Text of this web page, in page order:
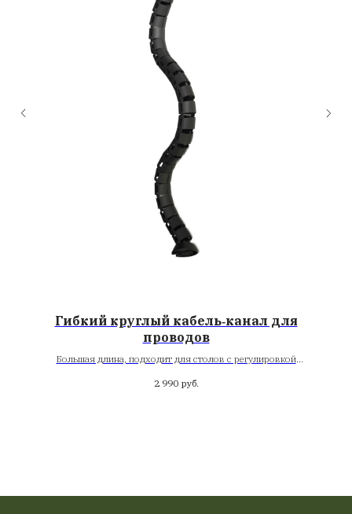
Гибкий круглый кабель‑канал для
проводов
Большая длина, подходит для столов с регулировкой
2 990 руб.